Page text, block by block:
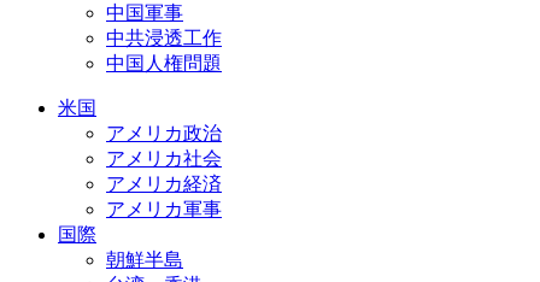
中国軍事
中共浸透工作
中国人権問題
米国
アメリカ政治
アメリカ社会
アメリカ経済
アメリカ軍事
国際
朝鮮半島